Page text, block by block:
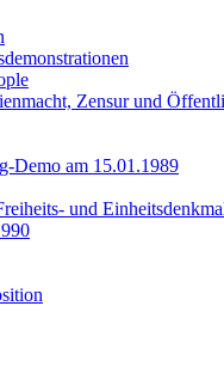
Zensur und
Demo am 15.01.1989
und